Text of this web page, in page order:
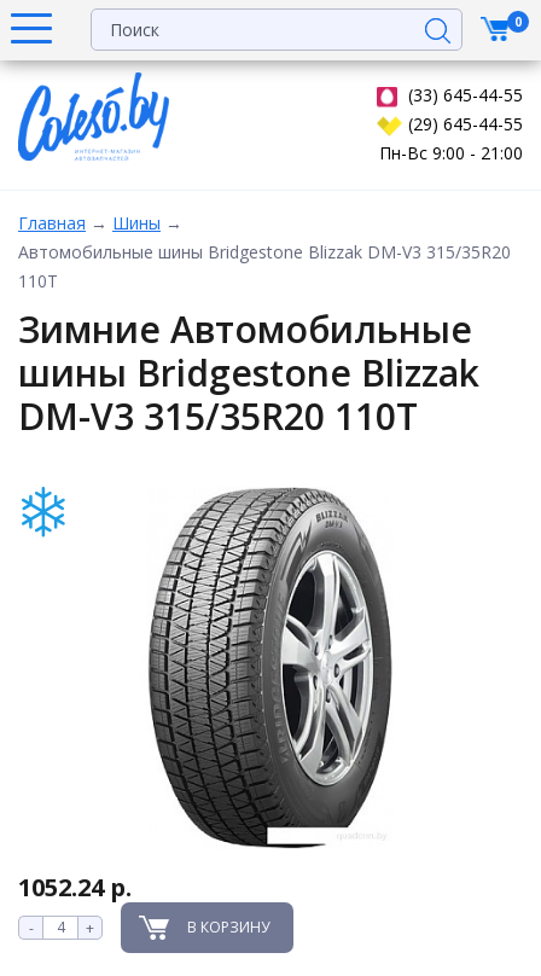
(33) 645-44-55
(29) 645-44-55
Пн-Вс 9:00 - 21:00
0
Главная → Шины →
Автомобильные шины Bridgestone Blizzak DM-V3 315/35R20
110T
Зимние Автомобильные
шины Bridgestone Blizzak
DM-V3 315/35R20 110T
1052.24 р.
- + В КОРЗИНУ